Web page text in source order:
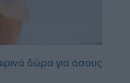
δώρα για όσους